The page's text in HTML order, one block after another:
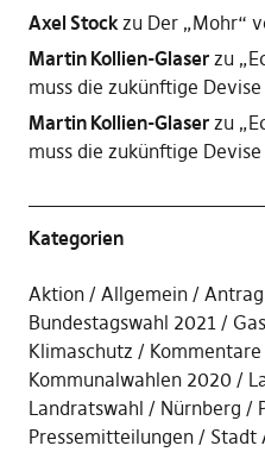
Axel Stockzu Der „Mohr“
Martin Kollien-Glaserzu
muss die zukünftige
Martin Kollien-Glaserzu
muss die zukünftige
Kategorien
Aktion Allgemein Antrag
Bundestagswahl 2021
Klimaschutz
Kommentare
Kommunalwahlen 2020
Landratswahl
Nürnberg
Pressemitteilungen
Stadt